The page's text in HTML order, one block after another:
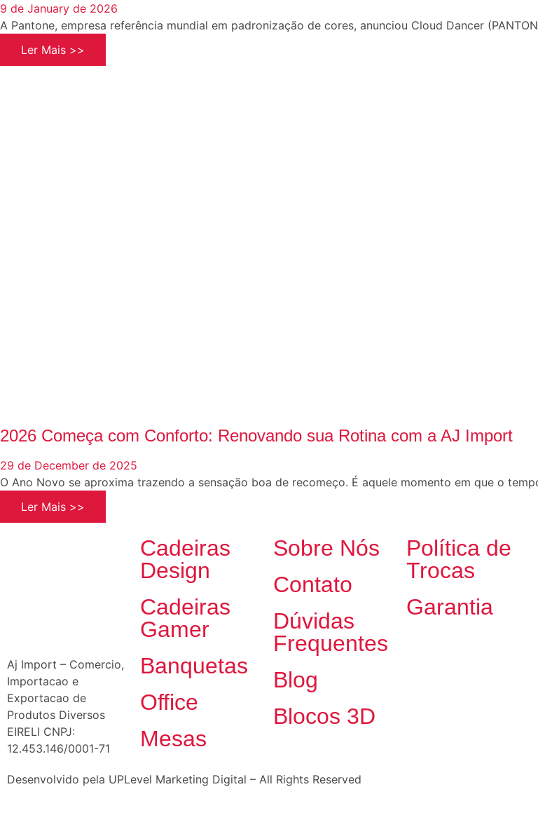
9 de January de 2026
A Pantone, empresa referência mundial em padronização de cores, anunciou Cloud Dancer
Ler Mais >>
2026 Começa com Conforto: Renovando sua Rotina com a AJ Import
29 de December de 2025
O Ano Novo se aproxima trazendo a sensação boa de recomeço. É aquele momento em que o
Ler Mais >>
Aj Import – Comercio,
Importacao e
Exportacao de
Produtos Diversos
EIRELI CNPJ:
12.453.146/0001-71
Cadeiras
Design
Cadeiras
Gamer
Banquetas
Office
Mesas
Sobre Nós
Contato
Dúvidas
Frequentes
Blog
Blocos 3D
Política de
Trocas
Garantia
Desenvolvido pela UPLevel Marketing Digital – All Rights Reserved